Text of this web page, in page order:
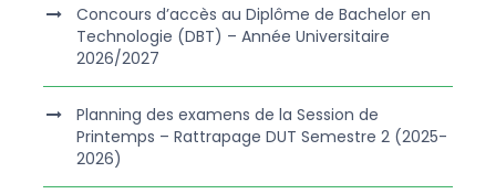
Concours d’accès au Diplôme de Bachelor en
Technologie (DBT) – Année Universitaire
2026/2027
Planning des examens de la Session de
Printemps – Rattrapage DUT Semestre 2 (2025-
2026)